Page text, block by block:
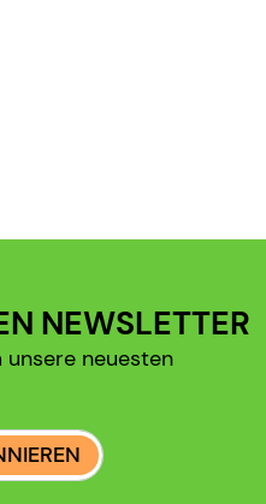
NEWSLETTER
unsere neuesten